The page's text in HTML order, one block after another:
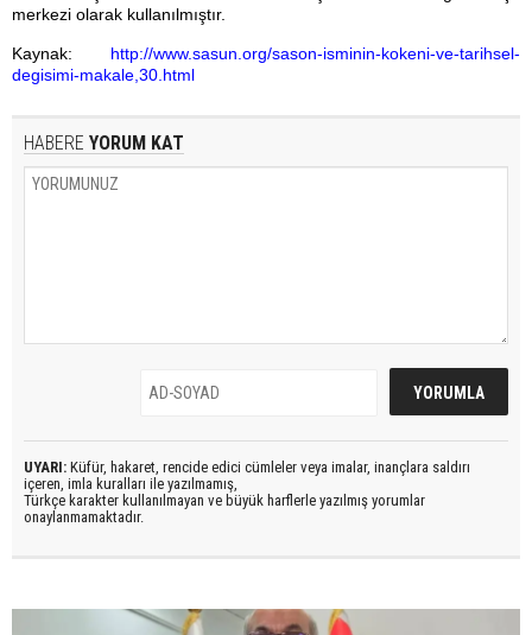
merkezi olarak kullanılmıştır.
Kaynak: http://www.sasun.org/sason-isminin-kokeni-ve-tarihsel-
degisimi-makale,30.html
HABERE YORUM KAT
UYARI: Küfür, hakaret, rencide edici cümleler veya imalar, inançlara saldırı
içeren, imla kuralları ile yazılmamış,
Türkçe karakter kullanılmayan ve büyük harflerle yazılmış yorumlar
onaylanmamaktadır.